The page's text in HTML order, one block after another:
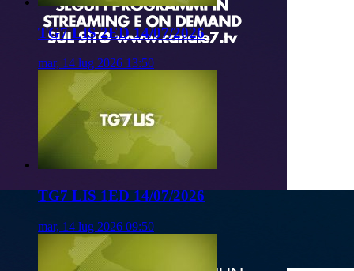
TG7 LIS 2ED 14/07/2026
mar, 14 lug 2026 13:50
TG7 LIS 1ED 14/07/2026
mar, 14 lug 2026 09:50